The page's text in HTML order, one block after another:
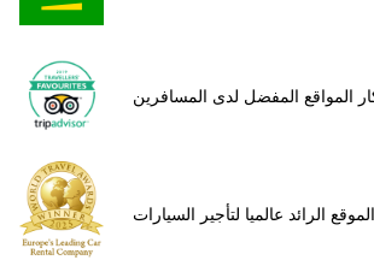
المواقع المفضل لدى المسافرين
الموقع الرائد عالميا لتأجير السيارات